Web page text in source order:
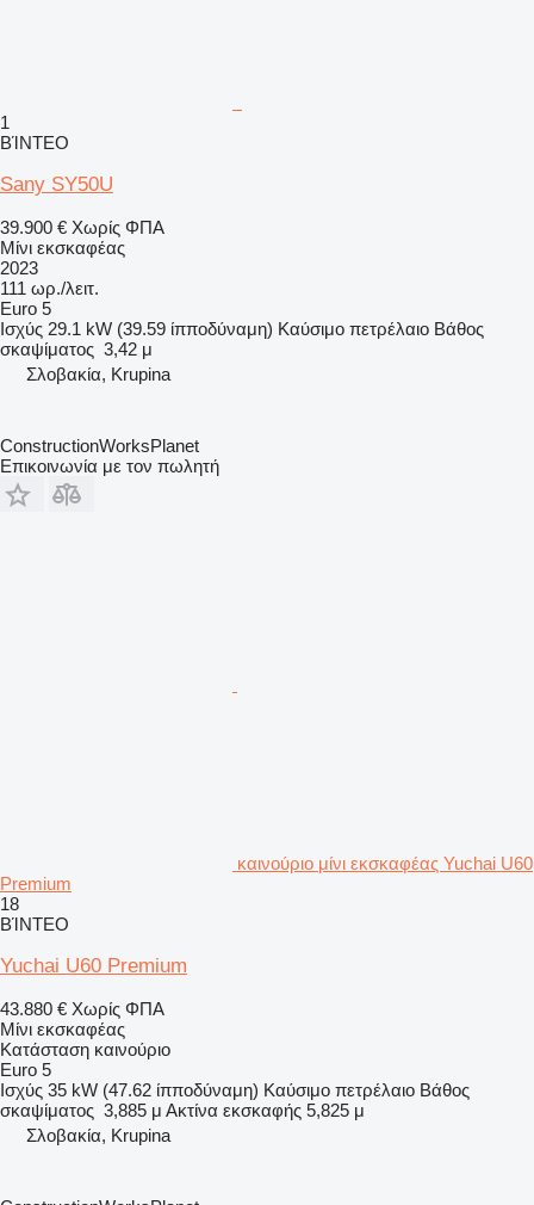
1
ΒΊΝΤΕΟ
Sany SY50U
39.900 € Χωρίς ΦΠΑ
Μίνι εκσκαφέας
2023
111 ωρ./λειτ.
Euro 5
Ισχύς 29.1 kW (39.59 ίπποδύναμη) Καύσιμο πετρέλαιο Βάθος
σκαψίματος 3,42 μ
Σλοβακία, Krupina
ConstructionWorksPlanet
Επικοινωνία με τον πωλητή
καινούριο μίνι εκσκαφέας Yuchai U60
Premium
18
ΒΊΝΤΕΟ
Yuchai U60 Premium
43.880 € Χωρίς ΦΠΑ
Μίνι εκσκαφέας
Κατάσταση καινούριο
Euro 5
Ισχύς 35 kW (47.62 ίπποδύναμη) Καύσιμο πετρέλαιο Βάθος
σκαψίματος 3,885 μ Ακτίνα εκσκαφής 5,825 μ
Σλοβακία, Krupina